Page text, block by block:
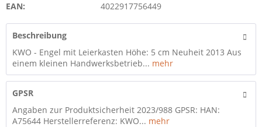
EAN:
4022917756449
Beschreibung
KWO - Engel mit Leierkasten Höhe: 5 cm Neuheit 2013 Aus
einem kleinen Handwerksbetrieb... mehr
GPSR
Angaben zur Produktsicherheit 2023/988 GPSR: HAN:
A75644 Herstellerreferenz: KWO... mehr